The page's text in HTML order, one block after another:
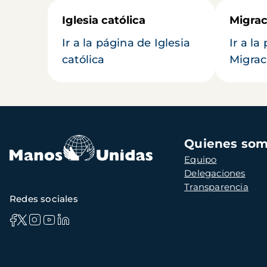
Iglesia católica
Ir a la página de Iglesia
católica
Ir a la
Navegación
principal
Quienes
Equipo
Delegaciones
Transparencia
Redes sociales